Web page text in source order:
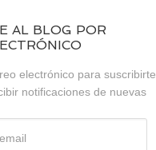
AL BLOG POR
electrónico para suscribirte
notificaciones de nuevas